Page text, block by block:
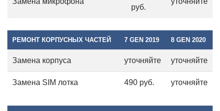
руб.
РЕМОНТ КОРПУСНЫХ ЧАСТЕЙ 7 GEN 2019 8 GEN 2020
Замена корпуса уточняйте уточняйте
Замена SIM лотка 490 руб. уточняйте